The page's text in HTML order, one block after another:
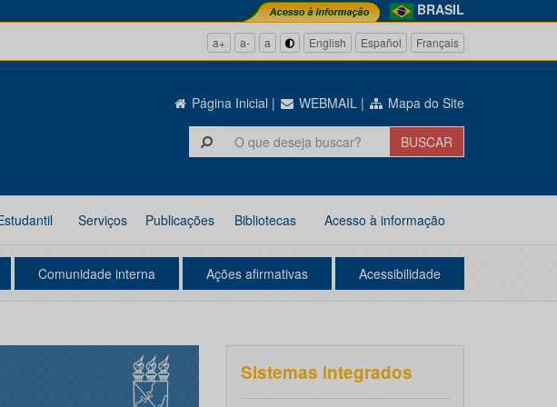
BRASIL
a+ a- a English Español Français
Página Inicial | WEBMAIL | Mapa do Site
Serviços Publicações Bibliotecas Acesso à informação
Comunidade interna Ações afirmativas Acessibilidade
Sistemas integrados